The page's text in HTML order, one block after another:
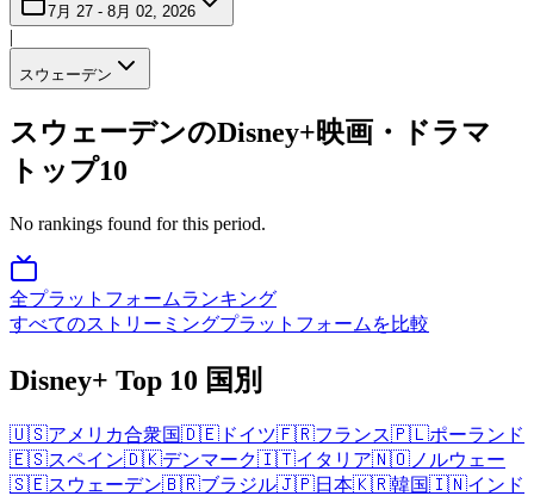
7月 27 - 8月 02, 2026
|
スウェーデン
スウェーデンのDisney+映画・ドラマ
トップ10
No rankings found for this period.
全プラットフォームランキング
すべてのストリーミングプラットフォームを比較
Disney+ Top 10 国別
🇺🇸アメリカ合衆国🇩🇪 ドイツ🇫🇷フランス🇵🇱ポーランド
🇪🇸スペイン🇩🇰デンマーク🇮🇹イタリア🇳🇴 ノルウェー
🇸🇪スウェーデン🇧🇷ブラジル🇯🇵日本🇰🇷韓国🇮🇳インド